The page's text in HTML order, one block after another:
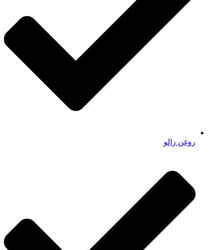
روغن زالو